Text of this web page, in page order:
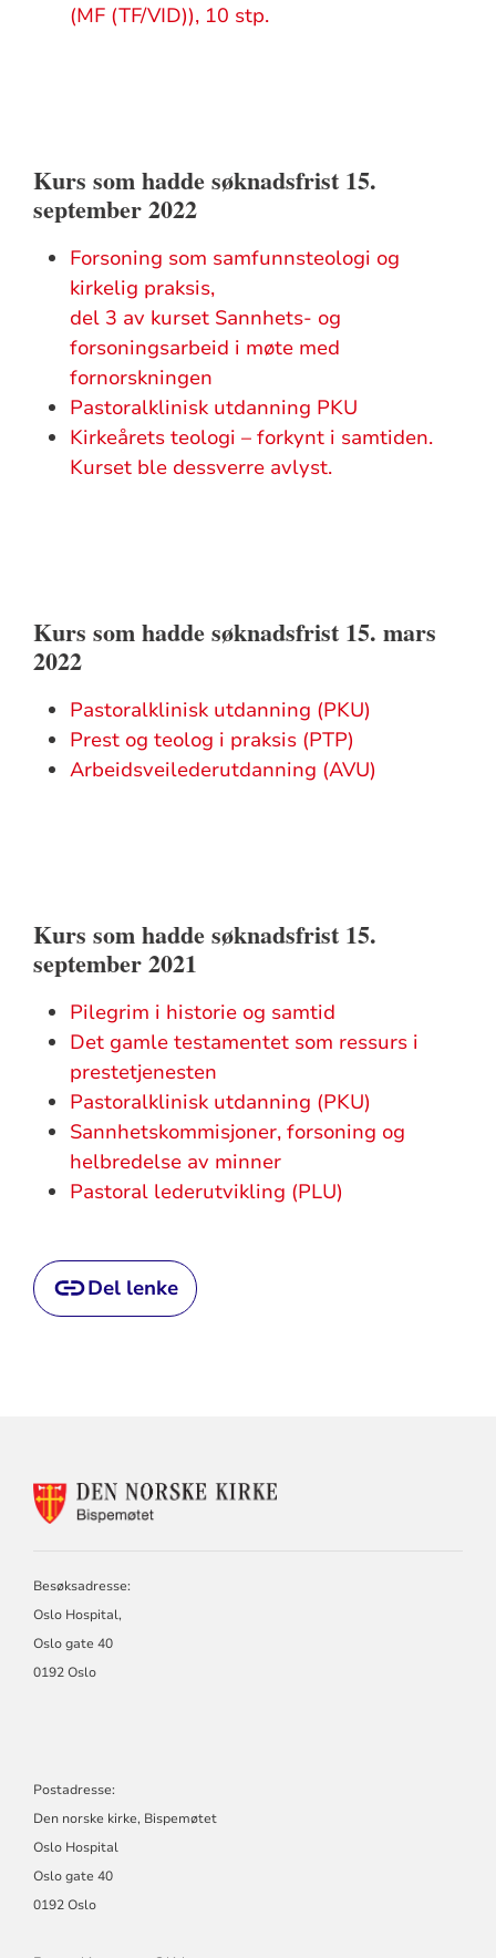
(MF (TF/VID)), 10 stp.
Kurs som hadde søknadsfrist 15.
september 2022
Forsoning som samfunnsteologi og
kirkelig praksis,
del 3 av kurset Sannhets- og
forsoningsarbeid i møte med
fornorskningen
Pastoralklinisk utdanning PKU
Kirkeårets teologi – forkynt i samtiden.
Kurset ble dessverre avlyst.
Kurs som hadde søknadsfrist 15. mars
2022
Pastoralklinisk utdanning (PKU)
Prest og teolog i praksis (PTP)
Arbeidsveilederutdanning (AVU)
Kurs som hadde søknadsfrist 15.
september 2021
Pilegrim i historie og samtid
Det gamle testamentet som ressurs i
prestetjenesten
Pastoralklinisk utdanning (PKU)
Sannhetskommisjoner, forsoning og
helbredelse av minner
Pastoral lederutvikling (PLU)
Del lenke
KONTAKTINFORMASJON
Besøksadresse:
Oslo Hospital,
Oslo gate 40
0192 Oslo
Postadresse:
Den norske kirke, Bispemøtet
Oslo Hospital
Oslo gate 40
0192 Oslo